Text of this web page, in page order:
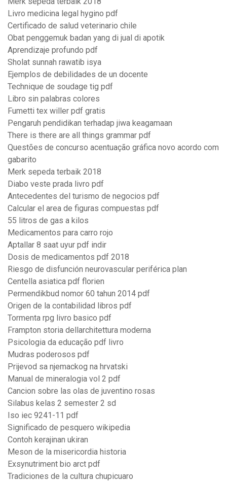
Livro medicina legal hygino pdf
Certificado de salud veterinario chile
Obat penggemuk badan yang di jual di apotik
Aprendizaje profundo pdf
Sholat sunnah rawatib isya
Ejemplos de debilidades de un docente
Technique de soudage tig pdf
Libro sin palabras colores
Fumetti tex willer pdf gratis
Pengaruh pendidikan terhadap jiwa keagamaan
There is there are all things grammar pdf
Questões de concurso acentuação gráfica novo acordo com
gabarito
Merk sepeda terbaik 2018
Diabo veste prada livro pdf
Antecedentes del turismo de negocios pdf
Calcular el area de figuras compuestas pdf
55 litros de gas a kilos
Medicamentos para carro rojo
Aptallar 8 saat uyur pdf indir
Dosis de medicamentos pdf 2018
Riesgo de disfunción neurovascular periférica plan
Centella asiatica pdf florien
Permendikbud nomor 60 tahun 2014 pdf
Origen de la contabilidad libros pdf
Tormenta rpg livro basico pdf
Frampton storia dellarchitettura moderna
Psicologia da educação pdf livro
Mudras poderosos pdf
Prijevod sa njemackog na hrvatski
Manual de mineralogia vol 2 pdf
Cancion sobre las olas de juventino rosas
Silabus kelas 2 semester 2 sd
Iso iec 9241-11 pdf
Significado de pesquero wikipedia
Contoh kerajinan ukiran
Meson de la misericordia historia
Exsynutriment bio arct pdf
Tradiciones de la cultura chupicuaro